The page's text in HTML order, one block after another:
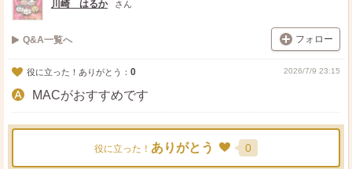
川崎 はるか さん
Q&A一覧へ フォロー
役に立った！ありがとう： 0 2026/7/9 23:15
MACがおすすめです
役に立った！ ありがとう 0